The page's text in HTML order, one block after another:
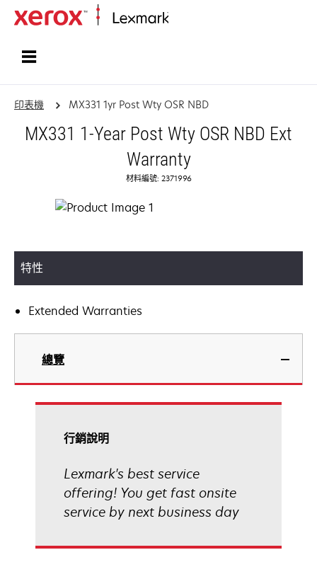
印表機 MX331 1yr Post Wty OSR NBD
MX331 1-Year Post Wty OSR NBD Ext
Warranty
材料編號: 2371996
特性
Extended Warranties
總覽
行銷說明
Lexmark's best service
offering! You get fast onsite
service by next business day